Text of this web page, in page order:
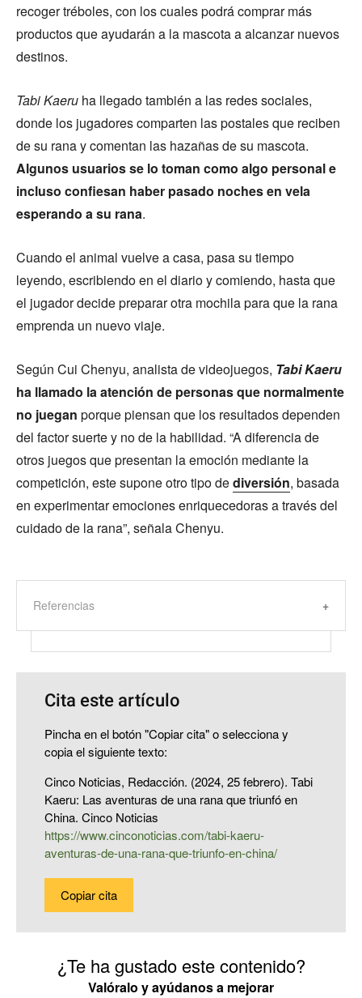
recoger tréboles, con los cuales podrá comprar más
productos que ayudarán a la mascota a alcanzar nuevos
destinos.
Tabi Kaeru ha llegado también a las redes sociales,
donde los jugadores comparten las postales que reciben
de su rana y comentan las hazañas de su mascota.
Algunos usuarios se lo toman como algo personal e
incluso confiesan haber pasado noches en vela
esperando a su rana.
Cuando el animal vuelve a casa, pasa su tiempo
leyendo, escribiendo en el diario y comiendo, hasta que
el jugador decide preparar otra mochila para que la rana
emprenda un nuevo viaje.
Según Cui Chenyu, analista de videojuegos, Tabi Kaeru
ha llamado la atención de personas que normalmente
no juegan porque piensan que los resultados dependen
del factor suerte y no de la habilidad. “A diferencia de
otros juegos que presentan la emoción mediante la
competición, este supone otro tipo dediversión, basada
en experimentar emociones enriquecedoras a través del
cuidado de la rana”, señala Chenyu.
Referencias
Cita este artículo
Pincha en el botón "Copiar cita" o selecciona y
copia el siguiente texto:
Cinco Noticias, Redacción. (2024, 25 febrero). Tabi
Kaeru: Las aventuras de una rana que triunfó en
China. Cinco Noticias
https://www.cinconoticias.com/tabi-kaeru-
aventuras-de-una-rana-que-triunfo-en-china/
Copiar cita
¿Te ha gustado este contenido?
Valóralo y ayúdanos a mejorar